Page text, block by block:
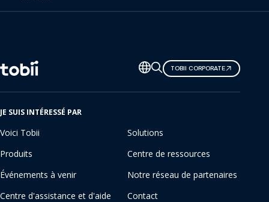
Changer
de
langue
TOBII CORPORATE
JE SUIS INTÉRESSÉ PAR
Voici Tobii
Solutions
Produits
Centre de ressources
Événements à venir
Notre réseau de partenaires
Centre d'assistance et d'aide
Contact